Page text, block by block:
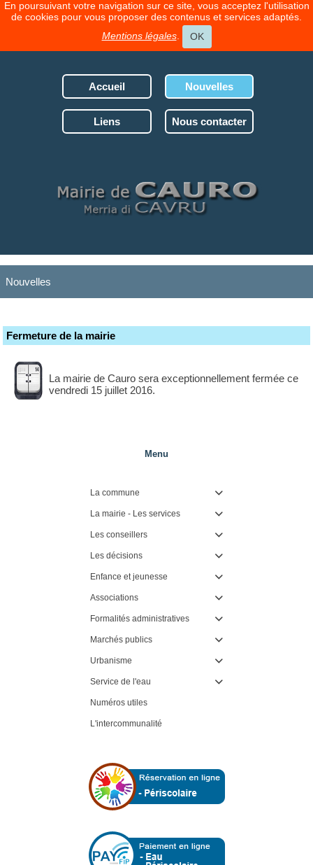
En poursuivant votre navigation sur ce site, vous acceptez l'utilisation
de cookies pour vous proposer des contenus et services adaptés.
Mentions légales. OK
Accueil Nouvelles
Liens Nous contacter
Nouvelles
Fermeture de la mairie
La mairie de Cauro sera exceptionnellement fermée ce
vendredi 15 juillet 2016.
Menu
La commune 
La mairie - Les services 
Les conseillers 
Les décisions 
Enfance et jeunesse 
Associations 
Formalités administratives 
Marchés publics 
Urbanisme 
Service de l'eau 
Numéros utiles
L'intercommunalité